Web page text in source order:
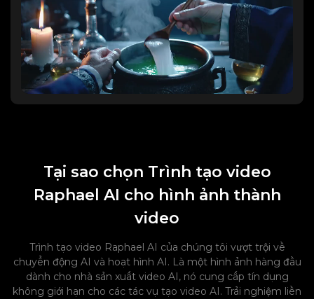
Tại sao chọn Trình tạo video
Raphael AI cho hình ảnh thành
video
Trình tạo video Raphael AI của chúng tôi vượt trội về
chuyển động AI và hoạt hình AI. Là một hình ảnh hàng đầu
dành cho nhà sản xuất video AI, nó cung cấp tín dụng
không giới hạn cho các tác vụ tạo video AI. Trải nghiệm liền